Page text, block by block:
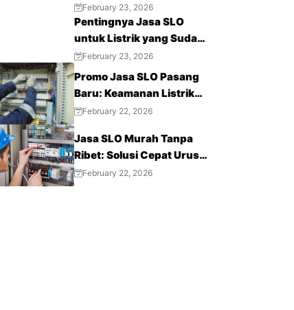
Krisis Kepercayaan Publik
February 23, 2026
Pentingnya Jasa SLO
untuk Listrik yang Sudah
Terpasang
February 23, 2026
Promo Jasa SLO Pasang
Baru: Keamanan Listrik
Terjamin, Hemat Biaya
February 22, 2026
Jasa SLO Murah Tanpa
Ribet: Solusi Cepat Urus
Sertifikat Laik Operasi
February 22, 2026